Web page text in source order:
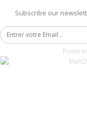
Subscribe our